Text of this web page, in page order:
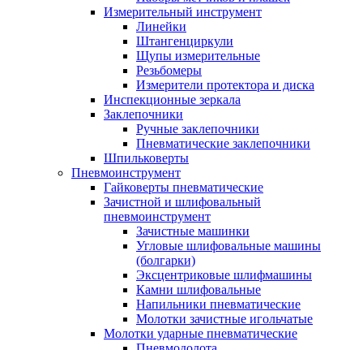
Измерительный инструмент
Линейки
Штангенциркули
Щупы измерительные
Резьбомеры
Измерители протектора и диска
Инспекционные зеркала
Заклепочники
Ручные заклепочники
Пневматические заклепочники
Шпильковерты
Пневмоинструмент
Гайковерты пневматические
Зачистной и шлифовальный
пневмоинструмент
Зачистные машинки
Угловые шлифовальные машины
(болгарки)
Эксцентриковые шлифмашины
Камни шлифовальные
Напильники пневматические
Молотки зачистные игольчатые
Молотки ударные пневматические